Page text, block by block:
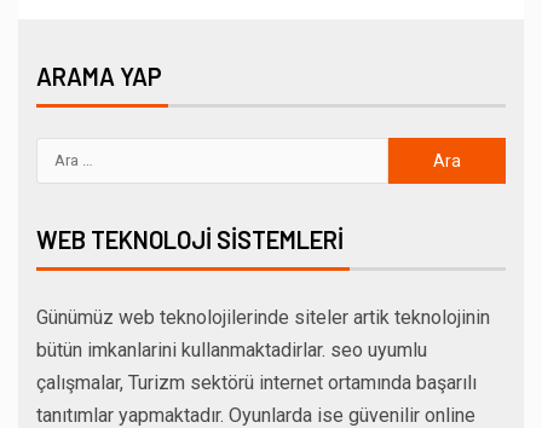
ARAMA YAP
WEB TEKNOLOJI SISTEMLERI
Günümüz web teknolojilerinde siteler artik teknolojinin
bütün imkanlarini kullanmaktadirlar. seo uyumlu
çalışmalar, Turizm sektörü internet ortamında başarılı
tanıtımlar yapmaktadır. Oyunlarda ise güvenilir online